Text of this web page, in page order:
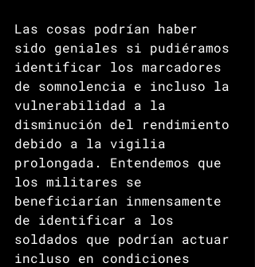
Las cosas podrían haber
sido geniales si pudiéramos
identificar los marcadores
de somnolencia e incluso la
vulnerabilidad a la
disminución del rendimiento
debido a la vigilia
prolongada. Entendemos que
los militares se
beneficiarían inmensamente
de identificar a los
soldados que podrían actuar
incluso en condiciones